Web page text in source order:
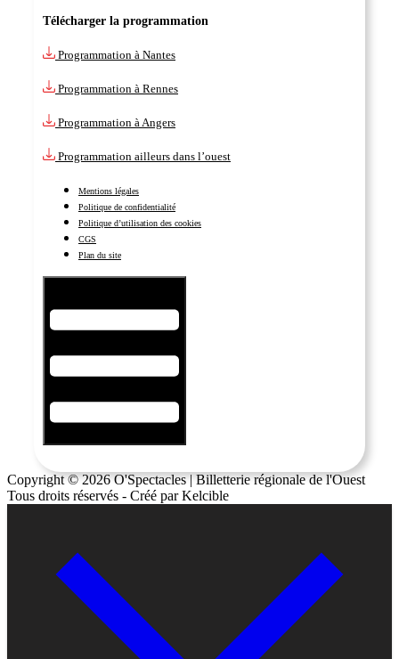
Télécharger la programmation
Programmation à Nantes
Programmation à Rennes
Programmation à Angers
Programmation ailleurs dans l’ouest
Mentions légales
Politique de confidentialité
Politique d’utilisation des cookies
CGS
Plan du site
Copyright © 2026 O'Spectacles | Billetterie régionale de l'Ouest
Tous droits réservés - Créé par Kelcible